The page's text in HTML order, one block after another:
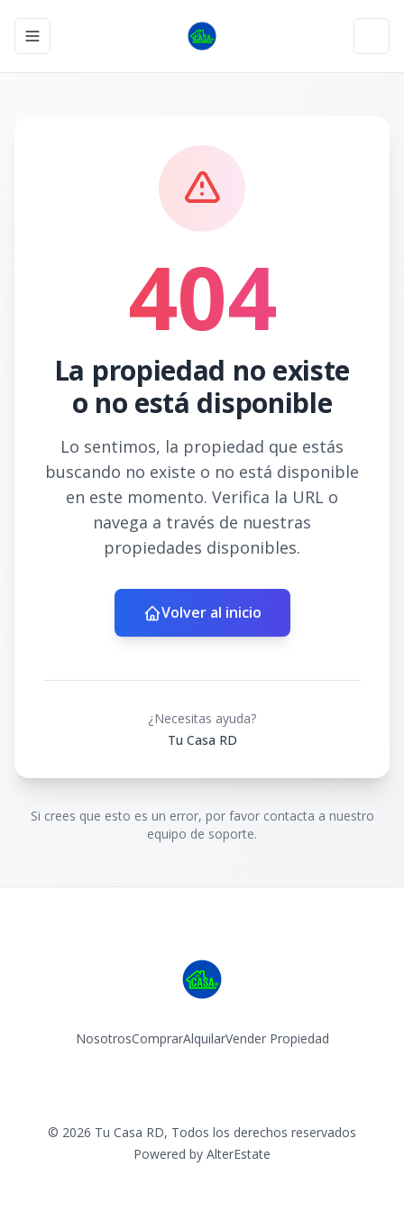
Toggle navigation menu
404
La propiedad no existe
o no está disponible
Lo sentimos, la propiedad que estás
buscando no existe o no está disponible
en este momento. Verifica la URL o
navega a través de nuestras
propiedades disponibles.
Volver al inicio
¿Necesitas ayuda?
Tu Casa RD
Si crees que esto es un error, por favor contacta a nuestro
equipo de soporte.
NosotrosComprarAlquilarVender Propiedad
© 2026 Tu Casa RD, Todos los derechos reservados
Powered by AlterEstate